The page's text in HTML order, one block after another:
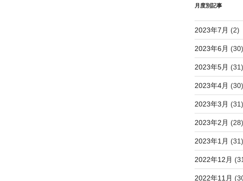
月度別記事
2023年7月 (2)
2023年6月 (30)
2023年5月 (31)
2023年4月 (30)
2023年3月 (31)
2023年2月 (28)
2023年1月 (31)
2022年12月
2022年11月